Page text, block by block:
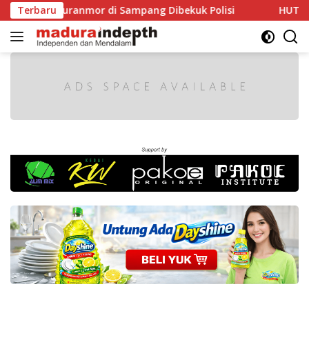
Langsung
ke
konten
Terbarudi Sampang Dibekuk Polisi HUT RI ke-81 Makin